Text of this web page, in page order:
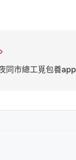
同市總工覓包養